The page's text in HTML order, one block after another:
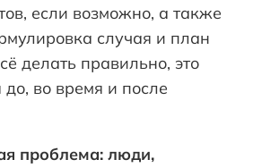
если возможно, а также
случая и план
делать правильно, это
во время и после
проблема: люди,